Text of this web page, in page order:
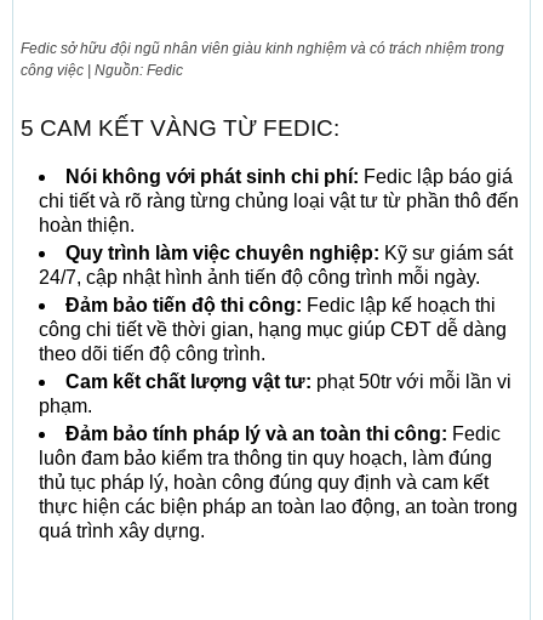
Fedic sở hữu đội ngũ nhân viên giàu kinh nghiệm và có trách nhiệm trong
công việc | Nguồn: Fedic
5 CAM KẾT VÀNG TỪ FEDIC:
Nói không với phát sinh chi phí: Fedic lập báo giá
chi tiết và rõ ràng từng chủng loại vật tư từ phần thô đến
hoàn thiện.
Quy trình làm việc chuyên nghiệp: Kỹ sư giám sát
24/7, cập nhật hình ảnh tiến độ công trình mỗi ngày.
Đảm bảo tiến độ thi công: Fedic lập kế hoạch thi
công chi tiết về thời gian, hạng mục giúp CĐT dễ dàng
theo dõi tiến độ công trình.
Cam kết chất lượng vật tư: phạt 50tr với mỗi lần vi
phạm.
Đảm bảo tính pháp lý và an toàn thi công: Fedic
luôn đam bảo kiểm tra thông tin quy hoạch, làm đúng
thủ tục pháp lý, hoàn công đúng quy định và cam kết
thực hiện các biện pháp an toàn lao động, an toàn trong
quá trình xây dựng.